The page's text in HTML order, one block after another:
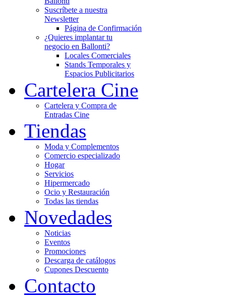
Suscríbete a nuestra
Newsletter
Página de Confirmación
¿Quieres implantar tu
negocio en Ballonti?
Locales Comerciales
Stands Temporales y
Espacios Publicitarios
Cartelera Cine
Cartelera y Compra de
Entradas Cine
Tiendas
Moda y Complementos
Comercio especializado
Hogar
Servicios
Hipermercado
Ocio y Restauración
Todas las tiendas
Novedades
Noticias
Eventos
Promociones
Descarga de catálogos
Cupones Descuento
Contacto